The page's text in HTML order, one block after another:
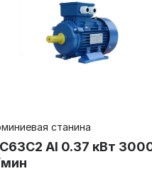
станина
Al 0.37 кВт